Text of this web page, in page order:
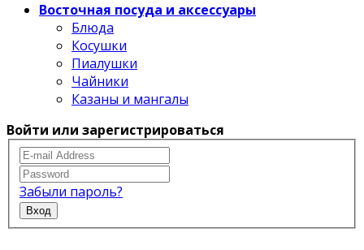
Восточная посуда и аксессуары
Блюда
Косушки
Пиалушки
Чайники
Казаны и мангалы
Войти или зарегистрироваться
Забыли пароль?
Вход